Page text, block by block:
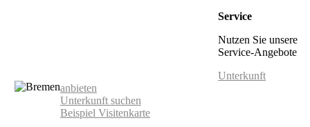
Service
Nutzen Sie unsere
Service-Angebote
Unterkunft
anbieten
Unterkunft suchen
Beispiel Visitenkarte